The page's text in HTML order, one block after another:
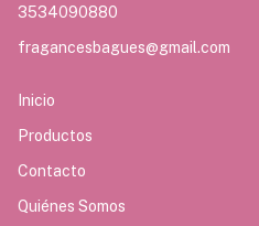
3534090880
fragancesbagues@gmail.com
Inicio
Productos
Contacto
Quiénes Somos